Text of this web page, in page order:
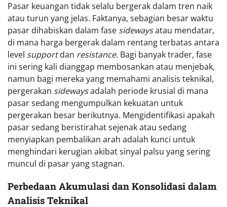
Pasar keuangan tidak selalu bergerak dalam tren naik
atau turun yang jelas. Faktanya, sebagian besar waktu
pasar dihabiskan dalam fase sidewaysatau mendatar,
di mana harga bergerak dalam rentang terbatas antara
level supportdan resistance. Bagi banyak trader, fase
ini sering kali dianggap membosankan atau menjebak,
namun bagi mereka yang memahami analisis teknikal,
pergerakan sidewaysadalah periode krusial di mana
pasar sedang mengumpulkan kekuatan untuk
pergerakan besar berikutnya. Mengidentifikasi apakah
pasar sedang beristirahat sejenak atau sedang
menyiapkan pembalikan arah adalah kunci untuk
menghindari kerugian akibat sinyal palsu yang sering
muncul di pasar yang stagnan.
Perbedaan Akumulasi dan Konsolidasi dalam
Analisis Teknikal